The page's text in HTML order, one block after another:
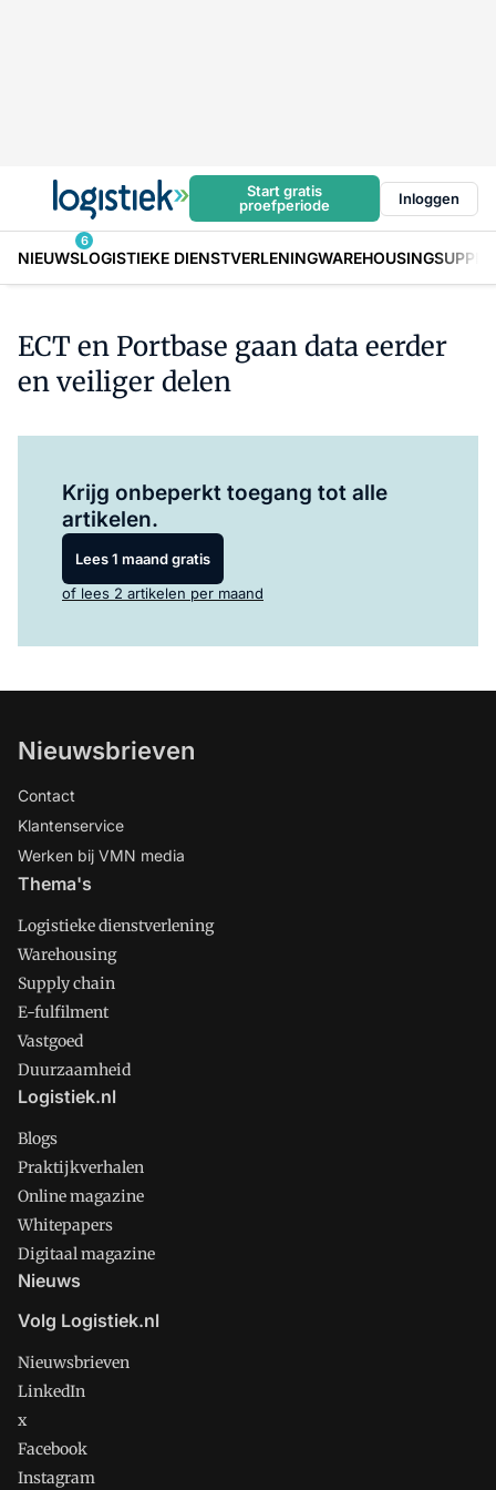
Start gratis
proefperiode
Inloggen
NIEUWS
6
LOGISTIEKE DIENSTVERLENINGWAREHOUSING
ECT en Portbase gaan data eerder
en veiliger delen
Krijg onbeperkt toegang tot alle
artikelen.
Lees 1 maand gratis
of lees 2 artikelen per maand
Nieuwsbrieven
Contact
Klantenservice
Werken bij VMN media
Thema's
Logistieke dienstverlening
Warehousing
Supply chain
E-fulfilment
Vastgoed
Duurzaamheid
Logistiek.nl
Blogs
Praktijkverhalen
Online magazine
Whitepapers
Digitaal magazine
Nieuws
Volg Logistiek.nl
Nieuwsbrieven
LinkedIn
x
Facebook
Instagram